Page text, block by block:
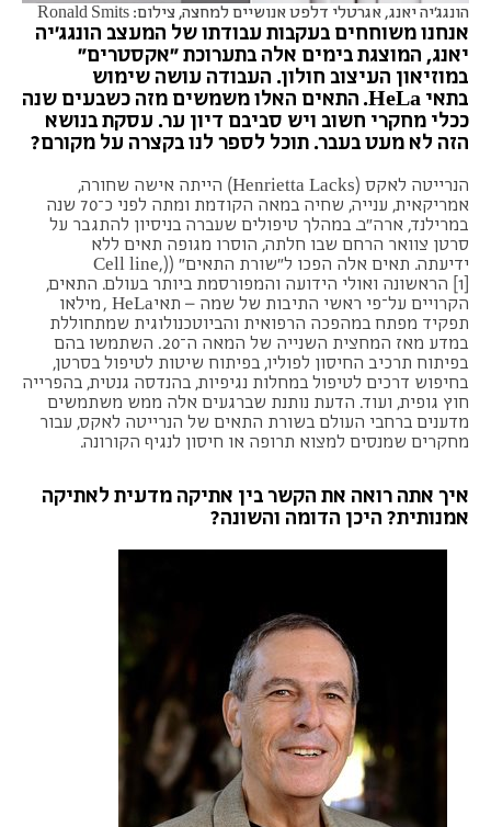
הונגג'יה יאנג, אגרטלי דלפט אנושיים למחצה, צילום: Ronald Smits
אנחנו משוחחים בעקבות עבודתו של המעצב הונגג'יה
יאנג, המוצגת בימים אלה בתערוכת "אקסטרים"
במוזיאון העיצוב חולון. העבודה עושה שימוש
בתאי HeLa. התאים האלו משמשים מזה כשבעים שנה
ככלי מחקרי חשוב ויש סביבם דיון ער. עסקת בנושא
הזה לא מעט בעבר. תוכל לספר לנו בקצרה על מקורם?
הנרייטה לאקס (Henrietta Lacks) הייתה אישה שחורה,
אמריקאית, ענייה, שחיה במאה הקודמת ומתה לפני כ־70 שנה
במרילנד, ארה"ב. במהלך טיפולים שעברה בניסיון להתגבר על
סרטן צוואר הרחם שבו חלתה, הוסרו מגופה תאים ללא
ידיעתה. תאים אלה הפכו ל"שורת התאים" ((Cell line,
[1] הראשונה ואולי הידועה והמפורסמת ביותר בעולם. התאים,
הקרויים על־פי ראשי התיבות של שמה – תאיHeLa , מילאו
תפקיד מפתח במהפכה הרפואית והביוטכנולוגית שמתחוללת
במדע מאז המחצית השנייה של המאה ה־20. השתמשו בהם
בפיתוח תרכיב החיסון לפוליו, בפיתוח שיטות לטיפול בסרטן,
בחיפוש דרכים לטיפול במחלות נגיפיות, בהנדסה גנטית, בהפרייה
חוץ גופית, ועוד. הדעת נותנת שברגעים אלה ממש משתמשים
מדענים ברחבי העולם בשורת התאים של הנרייטה לאקס, עבור
מחקרים שמנסים למצוא תרופה או חיסון לנגיף הקורונה.
איך אתה רואה את הקשר בין אתיקה מדעית לאתיקה
אמנותית? היכן הדומה והשונה?